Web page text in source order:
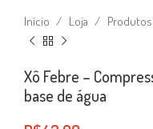
Início Loja Produtos
Xô Febre –
base de água